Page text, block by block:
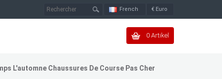
€ Euro
French
0 Artikel
L'automne Chaussures De Course Pas Cher